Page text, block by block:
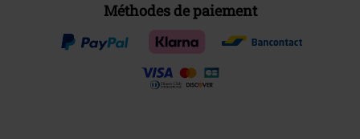
Méthodes de paiement